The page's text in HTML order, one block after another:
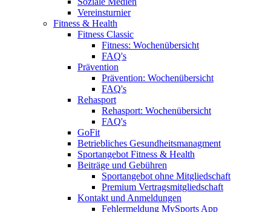
Vereinsturnier
Fitness & Health
Fitness Classic
Fitness: Wochenübersicht
FAQ's
Prävention
Prävention: Wochenübersicht
FAQ's
Rehasport
Rehasport: Wochenübersicht
FAQ's
GoFit
Betriebliches Gesundheitsmanagment
Sportangebot Fitness & Health
Beiträge und Gebühren
Sportangebot ohne Mitgliedschaft
Premium Vertragsmitgliedschaft
Kontakt und Anmeldungen
Fehlermeldung MySports App